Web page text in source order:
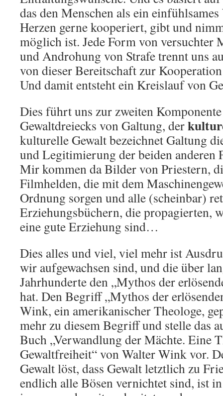
das den Menschen als ein
Herzen gerne kooperiert, gibt und
möglich ist. Jede Form von versuchter
und Androhung von Strafe trennt uns
von dieser Bereitschaft zur
Und damit entsteht ein Kreislauf von
Dies führt uns zur zweiten
Gewaltdreiecks von Galtung, der
kulturelle Gewalt bezeichnet Galtung
und Legitimierung der beiden anderen
Mir kommen da Bilder von Priestern,
Filmhelden, die mit dem
Ordnung sorgen und alle (scheinbar)
Erziehungsbüchern, die propagierten,
eine gute Erziehung sind…
Dies alles und viel, viel mehr ist
wir aufgewachsen sind, und die über
Jahrhunderte den „Mythos der
hat. Den Begriff „Mythos der
Wink, ein amerikanischer Theologe,
mehr zu diesem Begriff und stelle das
Buch „Verwandlung der Mächte. Eine
Gewaltfreiheit“ von Walter Wink vor.
Gewalt löst, dass Gewalt letztlich zu
endlich alle Bösen vernichtet sind, ist